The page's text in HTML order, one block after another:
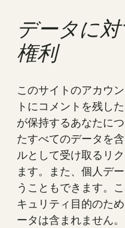
データに
権利
このサイトのアカウ
トにコメントを残し
が保持するあなたに
たすべてのデータを
ルとして受け取るリ
ます。また、個人デ
うこともできます。
キュリティ目的のた
ータは含まれません。